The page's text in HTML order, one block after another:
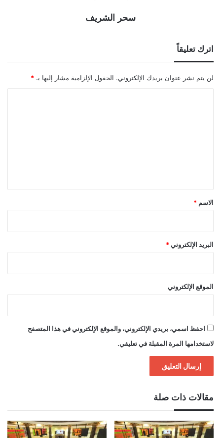
سحر الشريف
اترك تعليقاً
لن يتم نشر عنوان بريدك الإلكتروني. الحقول الإلزامية مشار إليها بـ *
*
الاسم *
البريد الإلكتروني *
الموقع الإلكتروني
احفظ اسمي، بريدي الإلكتروني، والموقع الإلكتروني في هذا المتصفح
لاستخدامها المرة المقبلة في تعليقي.
مقالات ذات صلة